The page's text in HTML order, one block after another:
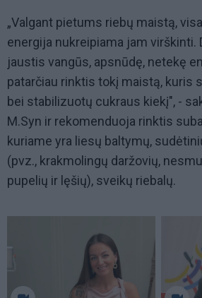
„Valgant pietums riebų maistą,
energija nukreipiama jam virškinti.
jaustis vangūs, apsnūdę, netekę
patarčiau rinktis tokį maistą, kuris
bei stabilizuotų cukraus kiekį", -
M.Syn ir rekomenduoja rinktis
kuriame yra liesų baltymų,
(pvz., krakmolingų daržovių,
pupelių ir lęšių), sveikų riebalų.